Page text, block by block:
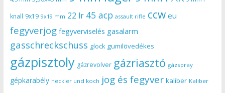
knall 9x19 9x19 mm 22 lr 45 acp assault rifle ccw eu
fegyverjog fegyverviselés gasalarm
gasschreckschuss glock gumilövedékes
gázpisztoly gázrevolver gázriasztó gázspray
gépkarabély heckler und koch jog és fegyver kaliber Kaliber